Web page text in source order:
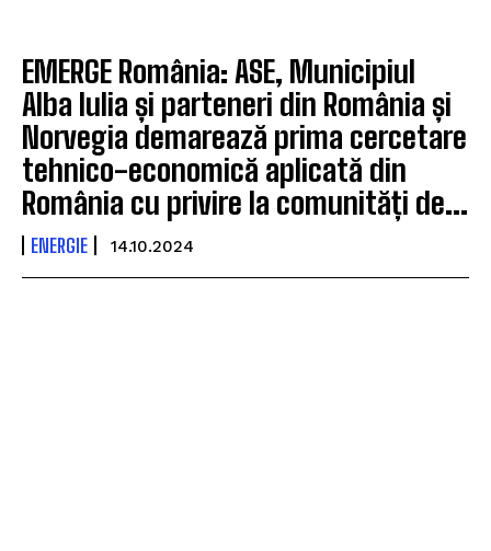
EMERGE România: ASE, Municipiul
Alba Iulia și parteneri din România și
Norvegia demarează prima cercetare
tehnico-economică aplicată din
România cu privire la comunități de...
ENERGIE 14.10.2024